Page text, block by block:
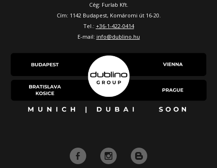
Cég: Furlab Kft.
Cím: 1142 Budapest, Komáromi út 16-20.
Tel.: +36-1-422-0414
E-mail: info@dublino.hu